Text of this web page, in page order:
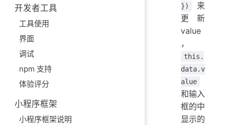
开发者工具
工具使用
界面
调试
npm 支持
体验评分
小程序框架
小程序框架说明
})
来
更新
value
，
this.
data.v
alue
和输入
框的中
显示的